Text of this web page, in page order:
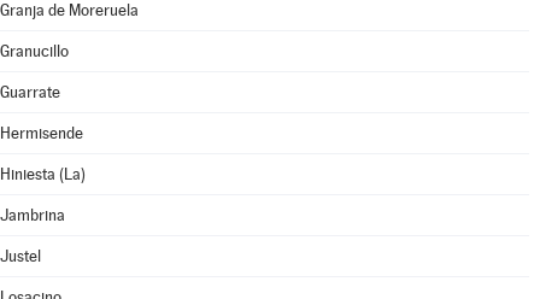
Granja de Moreruela
Granucillo
Guarrate
Hermisende
Hiniesta (La)
Jambrina
Justel